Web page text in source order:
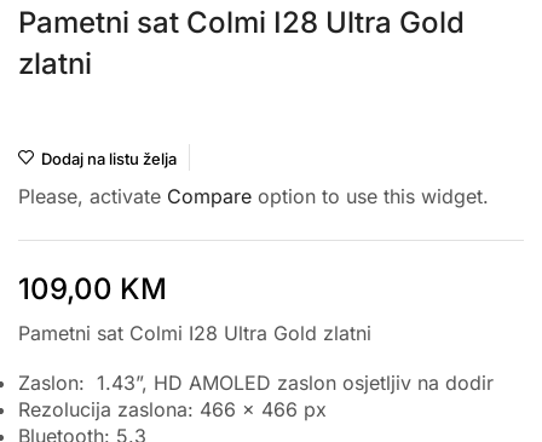
Pametni sat Colmi I28 Ultra Gold
zlatni
Dodaj na listu želja
Please, activate Compare option to use this widget.
109,00 KM
Pametni sat Colmi I28 Ultra Gold zlatni
Zaslon: 1.43”, HD AMOLED zaslon osjetljiv na dodir
Rezolucija zaslona: 466 x 466 px
Bluetooth: 5.3